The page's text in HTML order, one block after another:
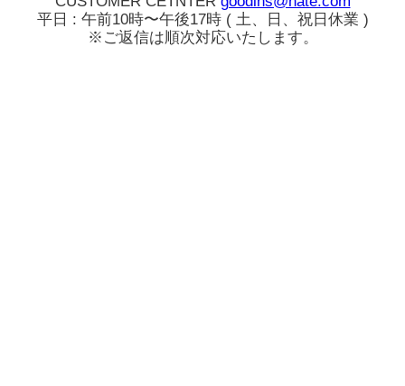
平日 : 午前10時〜午後17時 ( 土、日、祝日休業 )
※ご返信は順次対応いたします。